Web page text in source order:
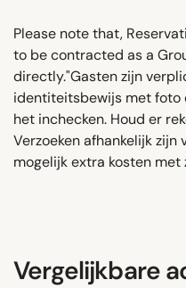
Please note that,
to be contracted as a
directly."Gasten zijn
identiteitsbewijs met foto
het inchecken. Houd er
Verzoeken afhankelijk
mogelijk extra kosten met
Vergelijkbare